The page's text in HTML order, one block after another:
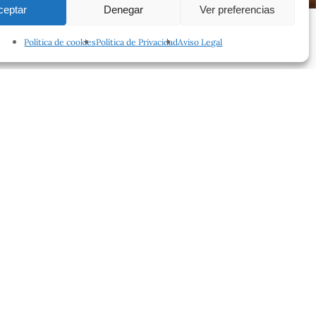
Denegar Ver preferencias
Política de cookiesPolítica de PrivacidadAviso Legal